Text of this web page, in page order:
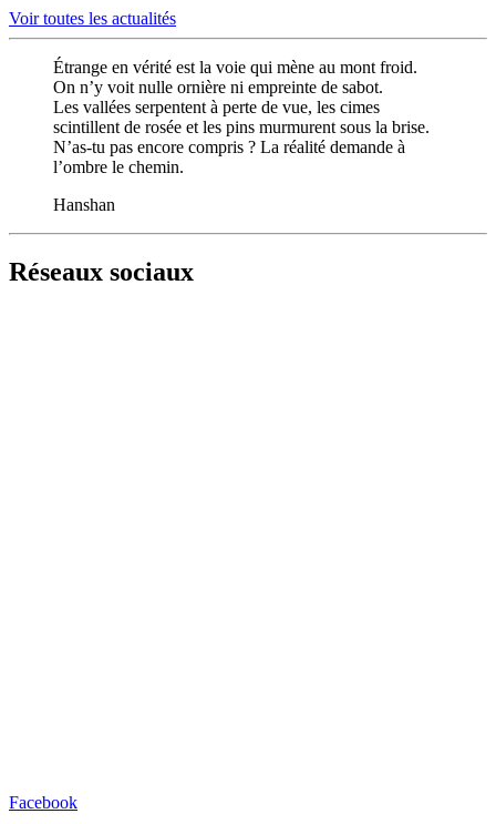
Voir toutes les actualités
Étrange en vérité est la voie qui mène au mont froid.
On n’y voit nulle ornière ni empreinte de sabot.
Les vallées serpentent à perte de vue, les cimes
scintillent de rosée et les pins murmurent sous la brise.
N’as-tu pas encore compris ? La réalité demande à
l’ombre le chemin.
Hanshan
Réseaux sociaux
Facebook